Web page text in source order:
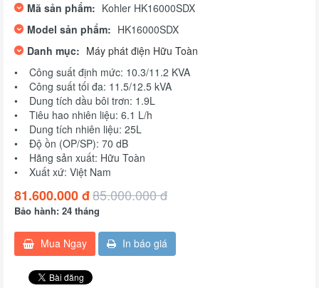
Mã sản phẩm: Kohler HK16000SDX
Model sản phẩm: HK16000SDX
Danh mục: Máy phát điện Hữu Toàn
• Công suất định mức: 10.3/11.2 KVA
• Công suất tối đa: 11.5/12.5 kVA
• Dung tích dầu bôi trơn: 1.9L
• Tiêu hao nhiên liệu: 6.1 L/h
• Dung tích nhiên liệu: 25L
• Độ ồn (OP/SP): 70 dB
• Hãng sản xuất: Hữu Toàn
• Xuất xứ: Việt Nam
81.600.000 đ85.000.000 đ
Bảo hành: 24 tháng
Mua Ngay In báo giá